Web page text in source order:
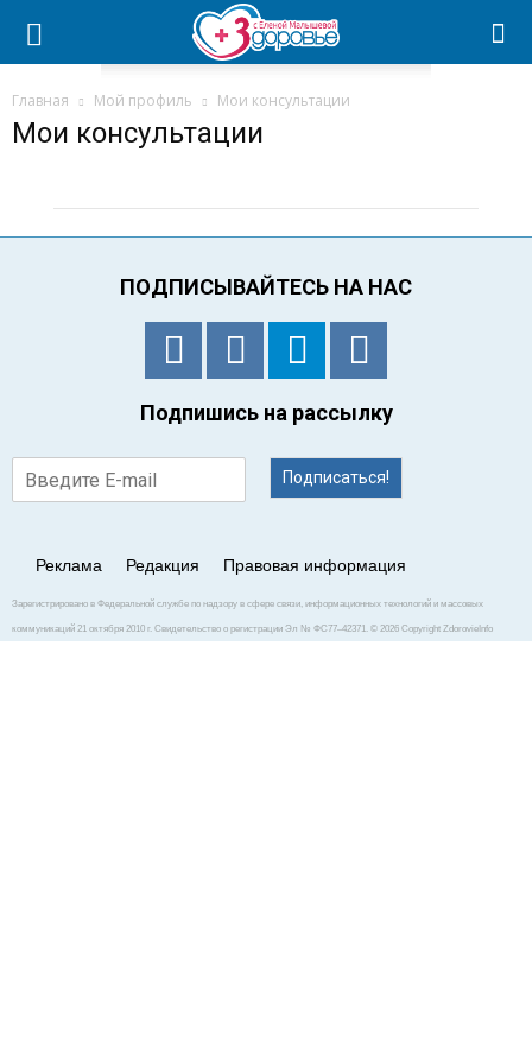
Главная Мой профиль Мои консультации
Мои консультации
ПОДПИСЫВАЙТЕСЬ НА НАС
Подпишись на рассылку
Подписаться!
Реклама Редакция Правовая информация
Зарегистрировано в Федеральной службе по надзору в сфере связи, информационных технологий и массовых
коммуникаций 21 октября 2010 г. Свидетельство о регистрации Эл № ФС77–42371. © 2026 Copyright ZdorovieInfo